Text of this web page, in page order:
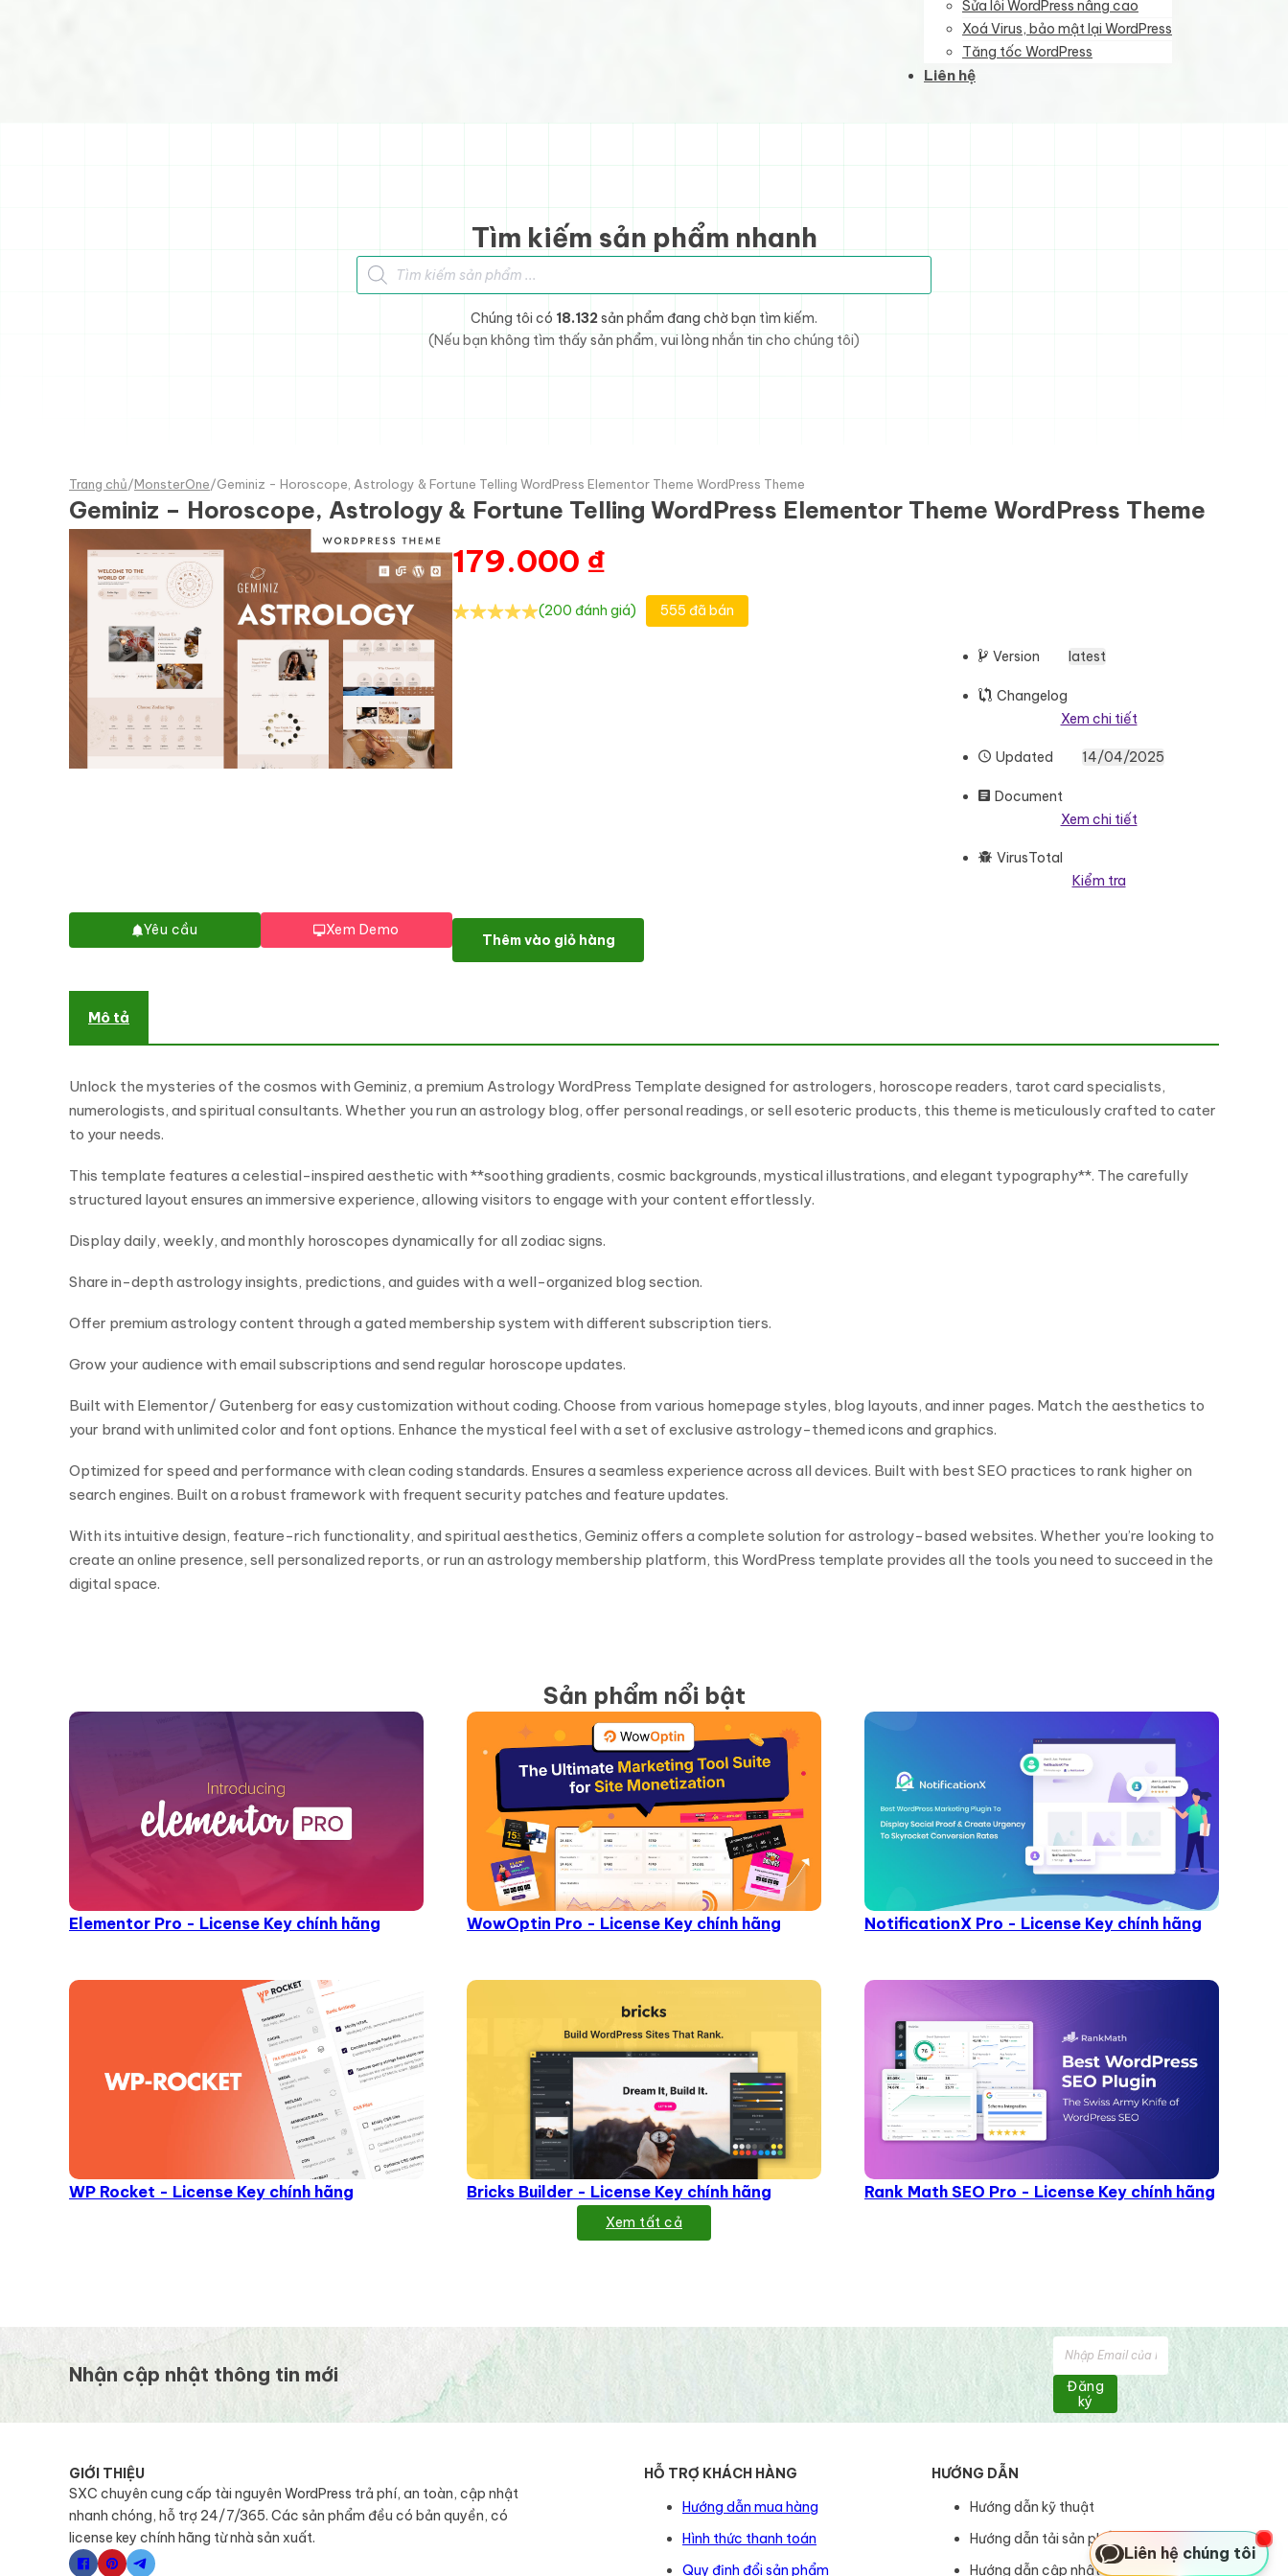
Sửa lỗi WordPress nâng cao
Xoá Virus, bảo mật lại WordPress
Tăng tốc WordPress
Liên hệ
Tìm kiếm sản phẩm nhanh
Tìm kiếm sản phẩm
Chúng tôi có 18.132 sản phẩm đang chờ bạn tìm kiếm.
(Nếu bạn không tìm thấy sản phẩm, vui lòng nhắn tin cho chúng tôi)
Trang chủ/MonsterOne/Geminiz - Horoscope, Astrology & Fortune Telling WordPress Elementor Theme WordPress Theme
Geminiz – Horoscope, Astrology & Fortune Telling WordPress Elementor Theme WordPress Theme
Yêu cầu Xem Demo
179.000 ₫
(200 đánh giá) 555 đã bán
Version latest
Changelog
Xem chi tiết
Updated 14/04/2025
Document
Xem chi tiết
VirusTotal
Kiểm tra
Geminiz - Horoscope, Astrology & Fortune Telling WordPress Elementor Theme WordPress Theme số lượng
Thêm vào giỏ hàng
Mô tả
Unlock the mysteries of the cosmos with Geminiz, a premium Astrology WordPress Template designed for astrologers, horoscope readers, tarot card specialists,
numerologists, and spiritual consultants. Whether you run an astrology blog, offer personal readings, or sell esoteric products, this theme is meticulously crafted to cater
to your needs.
This template features a celestial-inspired aesthetic with **soothing gradients, cosmic backgrounds, mystical illustrations, and elegant typography**. The carefully
structured layout ensures an immersive experience, allowing visitors to engage with your content effortlessly.
Display daily, weekly, and monthly horoscopes dynamically for all zodiac signs.
Share in-depth astrology insights, predictions, and guides with a well-organized blog section.
Offer premium astrology content through a gated membership system with different subscription tiers.
Grow your audience with email subscriptions and send regular horoscope updates.
Built with Elementor/ Gutenberg for easy customization without coding. Choose from various homepage styles, blog layouts, and inner pages. Match the aesthetics to
your brand with unlimited color and font options. Enhance the mystical feel with a set of exclusive astrology-themed icons and graphics.
Optimized for speed and performance with clean coding standards. Ensures a seamless experience across all devices. Built with best SEO practices to rank higher on
search engines. Built on a robust framework with frequent security patches and feature updates.
With its intuitive design, feature-rich functionality, and spiritual aesthetics, Geminiz offers a complete solution for astrology-based websites. Whether you’re looking to
create an online presence, sell personalized reports, or run an astrology membership platform, this WordPress template provides all the tools you need to succeed in the
digital space.
Sản phẩm nổi bật
Elementor Pro - License Key chính hãng WowOptin Pro - License Key chính hãng NotificationX Pro - License Key chính hãng
WP Rocket - License Key chính hãng Bricks Builder - License Key chính hãng Rank Math SEO Pro - License Key chính hãng
Xem tất cả
Nhận cập nhật thông tin mới
Đăng
ký
GIỚI THIỆU
SXC chuyên cung cấp tài nguyên WordPress trả phí, an toàn, cập nhật
nhanh chóng, hỗ trợ 24/7/365. Các sản phẩm đều có bản quyền, có
license key chính hãng từ nhà sản xuất.
HỖ TRỢ KHÁCH HÀNG
Hướng dẫn mua hàng
Hình thức thanh toán
Quy định đổi sản phẩm
HƯỚNG DẪN
Hướng dẫn kỹ thuật
Hướng dẫn tải sản phẩm
Hướng dẫn cập nhật sản phẩm
Liên hệ chúng tôi